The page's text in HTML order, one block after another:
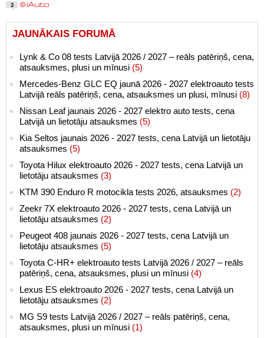
3
JAUNĀKAIS FORUMĀ
Lynk & Co 08 tests Latvijā 2026 / 2027 – reāls patēriņš, cena,
atsauksmes, plusi un mīnusi (5)
Mercedes-Benz GLC EQ jaunā 2026 - 2027 elektroauto tests
Latvijā reāls patēriņš, cena, atsauksmes un plusi, mīnusi (8)
Nissan Leaf jaunais 2026 - 2027 elektro auto tests, cena
Latvijā un lietotāju atsauksmes (5)
Kia Seltos jaunais 2026 - 2027 tests, cena Latvijā un lietotāju
atsauksmes (5)
Toyota Hilux elektroauto 2026 - 2027 tests, cena Latvijā un
lietotāju atsauksmes (3)
KTM 390 Enduro R motocikla tests 2026, atsauksmes (2)
Zeekr 7X elektroauto 2026 - 2027 tests, cena Latvijā un
lietotāju atsauksmes (2)
Peugeot 408 jaunais 2026 - 2027 tests, cena Latvijā un
lietotāju atsauksmes (5)
Toyota C-HR+ elektroauto tests Latvijā 2026 / 2027 – reāls
patēriņš, cena, atsauksmes, plusi un mīnusi (4)
Lexus ES elektroauto 2026 - 2027 tests, cena Latvijā un
lietotāju atsauksmes (2)
MG S9 tests Latvijā 2026 / 2027 – reāls patēriņš, cena,
atsauksmes, plusi un mīnusi (1)